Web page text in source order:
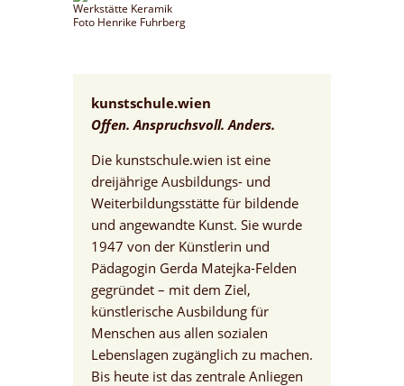
Werkstätte Keramik
Foto Henrike Fuhrberg
kunstschule.wien
Offen. Anspruchsvoll. Anders.
Die kunstschule.wien ist eine
dreijährige Ausbildungs- und
Weiterbildungsstätte für bildende
und angewandte Kunst. Sie wurde
1947 von der Künstlerin und
Pädagogin Gerda Matejka-Felden
gegründet – mit dem Ziel,
künstlerische Ausbildung für
Menschen aus allen sozialen
Lebenslagen zugänglich zu machen.
Bis heute ist das zentrale Anliegen